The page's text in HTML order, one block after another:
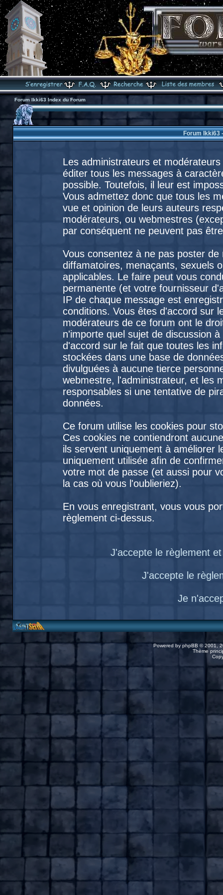
Forum Ikki63 Index du Forum
Forum Ikki63
Les administrateurs et
éditer tous les messages à
possible. Toutefois, il leur est
Vous admettez donc que tous les
vue et opinion de leurs auteurs
modérateurs, ou webmestres
par conséquent ne peuvent pas
Vous consentez à ne pas poster
diffamatoires, menaçants, sexuels
applicables. Le faire peut vous
permanente (et votre fournisseur
IP de chaque message est
conditions. Vous êtes d'accord sur
modérateurs de ce forum ont le
n'importe quel sujet de discussion
d'accord sur le fait que toutes les
stockées dans une base de
divulguées à aucune tierce
webmestre, l'administrateur, et les
responsables si une tentative de
données.
Ce forum utilise les cookies pour
Ces cookies ne contiendront
ils servent uniquement à améliorer
uniquement utilisée afin de
votre mot de passe (et aussi pour
la cas où vous l'oublieriez).
En vous enregistrant, vous vous
règlement ci-dessus.
J'accepte le règlement
J'accepte le
Je
Powered by phpBB © 2001,
Thème